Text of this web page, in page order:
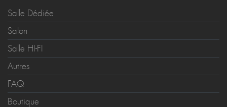
Salle Dédiée
Salon
Salle HI-FI
Autres
FAQ
Boutique